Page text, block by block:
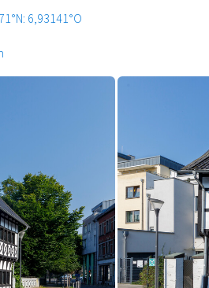
6,93141°O